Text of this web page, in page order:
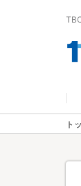
ト